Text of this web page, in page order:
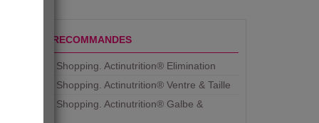
PRODUITS RECOMMANDES
Aujourdhui Shopping. Actinutrition® Elimination
Aujourdhui Shopping. Actinutrition® Ventre & Taille
Aujourdhui Shopping. Actinutrition® Galbe &